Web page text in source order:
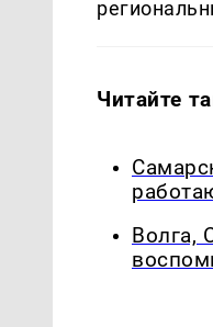
Читайте
Волга,